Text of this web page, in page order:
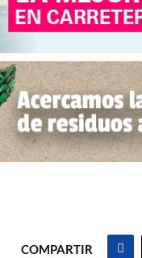
COMPARTIR